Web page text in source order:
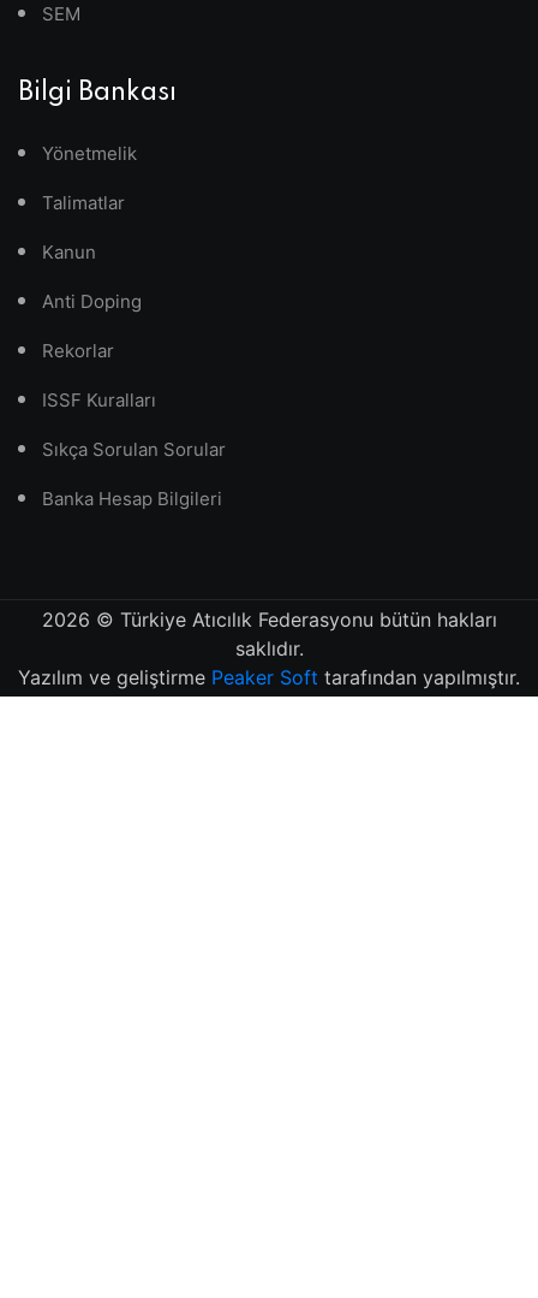
SEM
Bilgi Bankası
Yönetmelik
Talimatlar
Kanun
Anti Doping
Rekorlar
ISSF Kuralları
Sıkça Sorulan Sorular
Banka Hesap Bilgileri
2026 © Türkiye Atıcılık Federasyonu bütün hakları
saklıdır.
Yazılım ve geliştirme Peaker Soft tarafından yapılmıştır.